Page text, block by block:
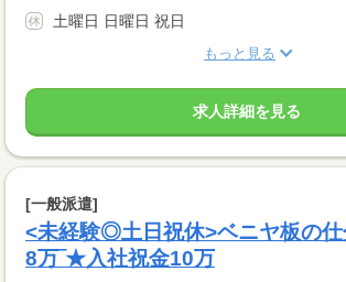
土曜日 日曜日 祝日
もっと見る
求人詳細を見る
[一般派遣]
<未経験◎土日祝休>ベニヤ板の
8万‾★入社祝金10万